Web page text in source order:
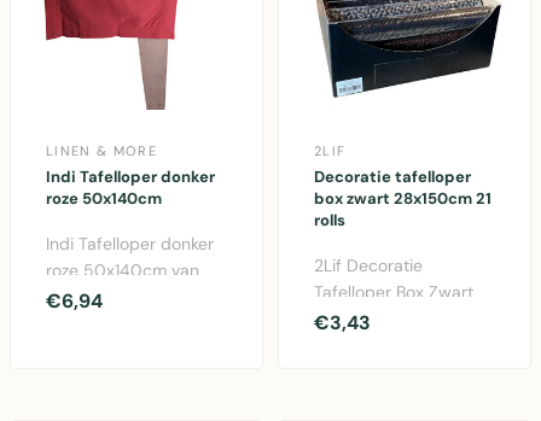
LINEN & MORE
Indi Tafelloper donker
roze 50x140cm
Indi Tafelloper donker
roze 50x140cm van
Linen & More. Elegant
€6,94
2LIF
Decoratie tafelloper
box zwart 28x150cm 21
rolls
2Lif Decoratie
Tafelloper Box Zwart
28x150cm - Polyester
€3,43